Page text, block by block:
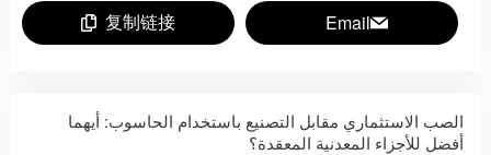
Email
复制链接
الصب الاستثماري مقابل التصنيع باستخدام الحاسوب: أيهما
أفضل للأجزاء المعدنية المعقدة؟